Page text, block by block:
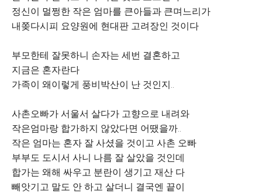
정신이 멀쩡한 작은 엄마를 큰아들과 큰며느리가
내쫒다시피 요양원에 현대판 고려장인 것이다
부모한테 잘못하니 손자는 세번 결혼하고
지금은 혼자란다
가족이 왜이렇게 풍비박산이 난 것인지..
사촌오빠가 서울서 살다가 고향으로 내려와
작은엄마랑 합가하지 않았다면 어땠을까..
작은 엄마는 혼자 잘 사셨을 것이고 사촌 오빠
부부도 도시서 사니 나름 잘 살았을 것인데
합가는 왜해 싸우고 분란이 생기고 재산 다
빼앗기고 말도 안 하고 살더니 결국엔 끝이